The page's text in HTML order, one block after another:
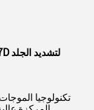
آلة رفع الجلد من سطح المكتب لرفع الوجه آلة HIFU 7D لتشديد الجلد